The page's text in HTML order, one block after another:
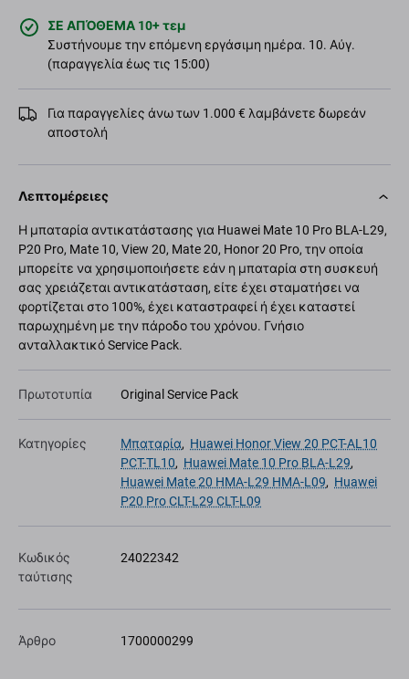
ΣΕ ΑΠΌΘΕΜΑ 10+ τεμ
Συστήνουμε την επόμενη εργάσιμη ημέρα. 10. Αύγ.
(παραγγελία έως τις 15:00)
Για παραγγελίες άνω των 1.000 € λαμβάνετε δωρεάν
αποστολή
Λεπτομέρειες
Η μπαταρία αντικατάστασης για Huawei Mate 10 Pro BLA-L29,
P20 Pro, Mate 10, View 20, Mate 20, Honor 20 Pro, την οποία
μπορείτε να χρησιμοποιήσετε εάν η μπαταρία στη συσκευή
σας χρειάζεται αντικατάσταση, είτε έχει σταματήσει να
φορτίζεται στο 100%, έχει καταστραφεί ή έχει καταστεί
παρωχημένη με την πάροδο του χρόνου. Γνήσιο
ανταλλακτικό Service Pack.
Πρωτοτυπία Original Service Pack
Κατηγορίες Μπαταρία, Huawei Honor View 20 PCT-AL10
PCT-TL10, Huawei Mate 10 Pro BLA-L29,
Huawei Mate 20 HMA-L29 HMA-L09, Huawei
P20 Pro CLT-L29 CLT-L09
Κωδικός
ταύτισης
24022342
Άρθρο 1700000299